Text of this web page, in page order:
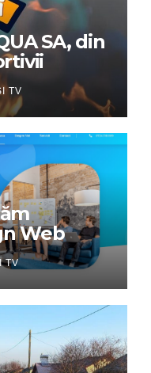
SA, din
„Prima
TV
Web
tău
TV